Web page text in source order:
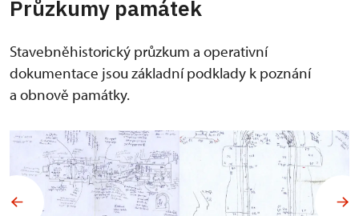
Průzkumy památek
Stavebněhistorický průzkum a operativní
dokumentace jsou základní podklady k poznání
a obnově památky.